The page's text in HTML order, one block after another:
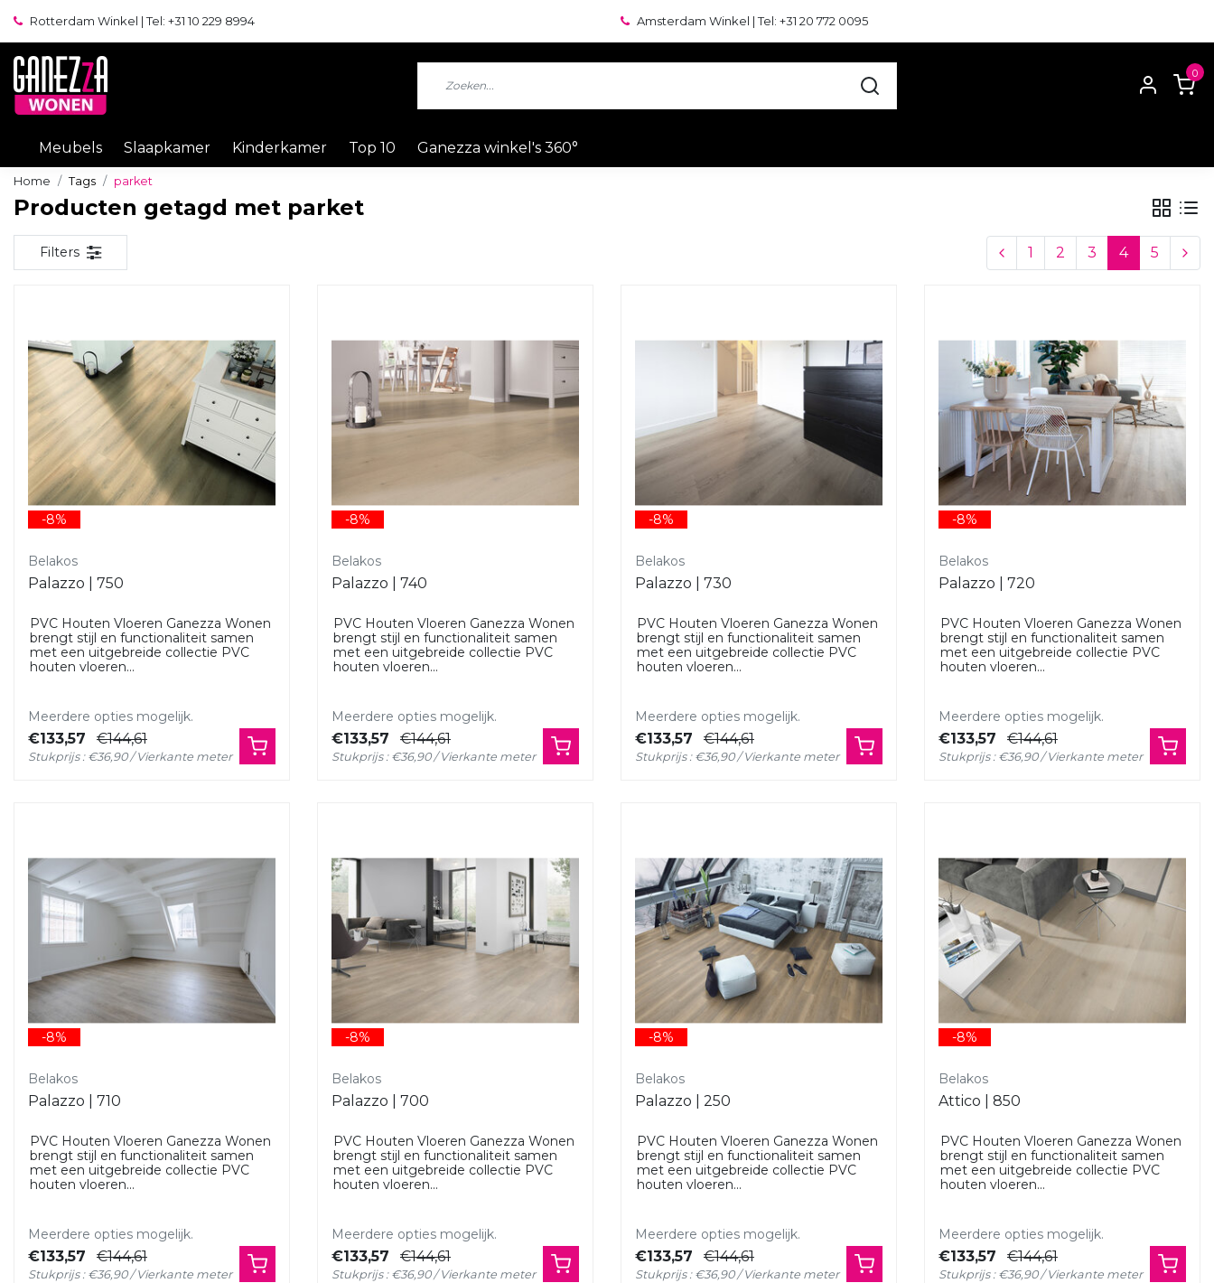
Rotterdam Winkel | Tel: +31 10 229 8994 Amsterdam Winkel | Tel: +31 20 772 0095
0
Meubels Slaapkamer Kinderkamer Top 10 Ganezza winkel's 360°
Home Tags parket
Producten getagd met parket
Filters 1 2 3 4 5
-8%
Belakos
Palazzo | 750
PVC Houten Vloeren Ganezza Wonen
brengt stijl en functionaliteit samen
met een uitgebreide collectie PVC
houten vloeren...
Meerdere opties mogelijk.
€133,57 €144,61
Stukprijs : €36,90 / Vierkante meter
-8%
Belakos
Palazzo | 740
PVC Houten Vloeren Ganezza Wonen
brengt stijl en functionaliteit samen
met een uitgebreide collectie PVC
houten vloeren...
Meerdere opties mogelijk.
€133,57 €144,61
Stukprijs : €36,90 / Vierkante meter
-8%
Belakos
Palazzo | 730
PVC Houten Vloeren Ganezza Wonen
brengt stijl en functionaliteit samen
met een uitgebreide collectie PVC
houten vloeren...
Meerdere opties mogelijk.
€133,57 €144,61
Stukprijs : €36,90 / Vierkante meter
-8%
Belakos
Palazzo | 720
PVC Houten Vloeren Ganezza Wonen
brengt stijl en functionaliteit samen
met een uitgebreide collectie PVC
houten vloeren...
Meerdere opties mogelijk.
€133,57 €144,61
Stukprijs : €36,90 / Vierkante meter
-8%
Belakos
Palazzo | 710
PVC Houten Vloeren Ganezza Wonen
brengt stijl en functionaliteit samen
met een uitgebreide collectie PVC
houten vloeren...
Meerdere opties mogelijk.
€133,57 €144,61
Stukprijs : €36,90 / Vierkante meter
-8%
Belakos
Palazzo | 700
PVC Houten Vloeren Ganezza Wonen
brengt stijl en functionaliteit samen
met een uitgebreide collectie PVC
houten vloeren...
Meerdere opties mogelijk.
€133,57 €144,61
Stukprijs : €36,90 / Vierkante meter
-8%
Belakos
Palazzo | 250
PVC Houten Vloeren Ganezza Wonen
brengt stijl en functionaliteit samen
met een uitgebreide collectie PVC
houten vloeren...
Meerdere opties mogelijk.
€133,57 €144,61
Stukprijs : €36,90 / Vierkante meter
-8%
Belakos
Attico | 850
PVC Houten Vloeren Ganezza Wonen
brengt stijl en functionaliteit samen
met een uitgebreide collectie PVC
houten vloeren...
Meerdere opties mogelijk.
€133,57 €144,61
Stukprijs : €36,90 / Vierkante meter